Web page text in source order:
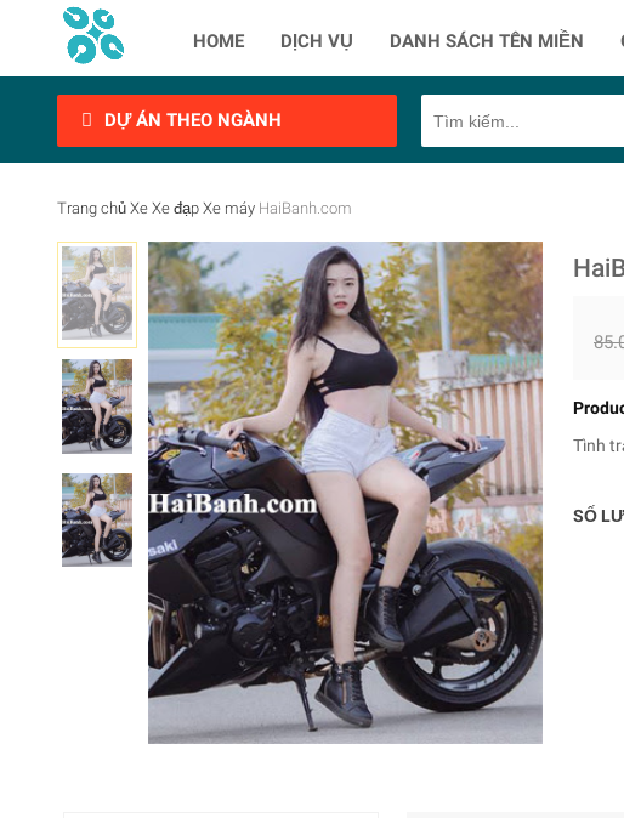
HOME DỊCH VỤ DANH SÁCH TÊN MIỀN
DỰ ÁN THEO NGÀNH
Trang chủ Xe Xe đạp Xe máy HaiBanh.com
Tình
SỐ